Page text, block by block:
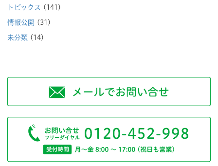
トピックス (141)
情報公開 (31)
未分類 (14)